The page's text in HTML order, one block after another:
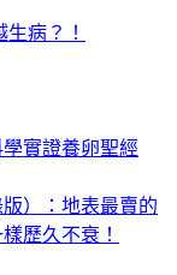
病？！
實證養卵聖經
）：地表最賣的
歷久不衰！